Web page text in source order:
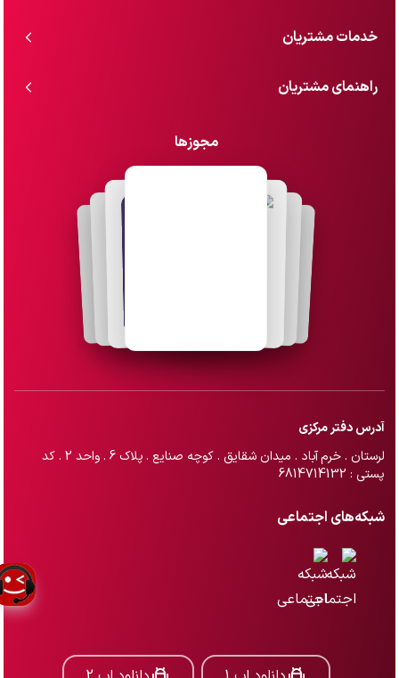
خدمات مشتریان
راهنمای مشتریان
مجوزها
آدرس دفتر مرکزی
لرستان . خرم آباد . میدان شقایق . کوچه صنایع . پلاک 6 . واحد 2 . کد
پستی : 6814714132
شبکه‌های اجتماعی